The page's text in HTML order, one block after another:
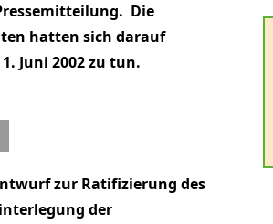
Die
hatten sich darauf
Juni 2002 zu tun.
zur Ratifizierung des
der